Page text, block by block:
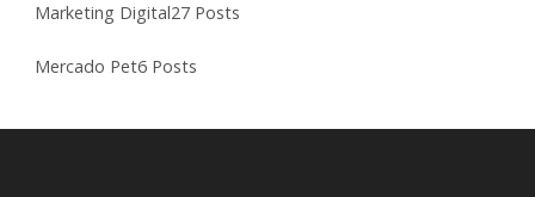
Marketing Digital27 Posts
Mercado Pet6 Posts